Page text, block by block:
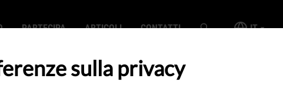
PARTECIPA ARTICOLI CONTATTI IT
sulla privacy